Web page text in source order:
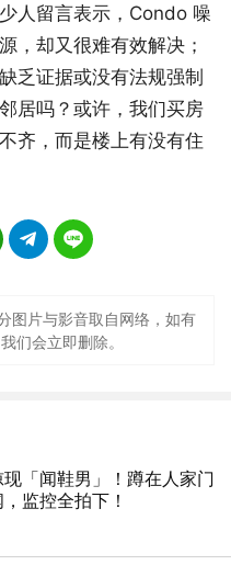
人留言表示，Condo 噪
，却又很难有效解决；
乏证据或没有法规强制
居吗？或许，我们买房
齐，而是楼上有没有住
图片与影音取自网络，如有
们会立即删除。
「闻鞋男」！蹲在人家门
监控全拍下！